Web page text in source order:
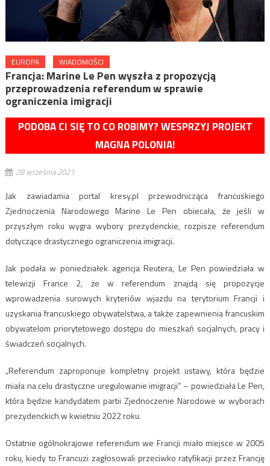
EUROPA WIADOMOŚCI
Francja: Marine Le Pen wyszła z propozycją
przeprowadzenia referendum w sprawie
ograniczenia imigracji
PODOBA CI SIĘ TO CO ROBIMY? WESPRZYJ PROJEKT
MAGNA POLONIA!
28 września 2021
Jak zawiadamia portal kresy.pl przewodnicząca francuskiego
Zjednoczenia Narodowego Marine Le Pen obiecała, że jeśli w
przyszłym roku wygra wybory prezydenckie, rozpisze referendum
dotyczące drastycznego ograniczenia imigracji.
Jak podała w poniedziałek agencja Reutera, Le Pen powiedziała w
telewizji France 2, że w referendum znajdą się propozycje
wprowadzenia surowych kryteriów wjazdu na terytorium Francji i
uzyskania francuskiego obywatelstwa, a także zapewnienia francuskim
obywatelom priorytetowego dostępu do mieszkań socjalnych, pracy i
świadczeń socjalnych.
„Referendum zaproponuje kompletny projekt ustawy, która będzie
miała na celu drastyczne uregulowanie imigracji” – powiedziała Le Pen,
która będzie kandydatem partii Zjednoczenie Narodowe w wyborach
prezydenckich w kwietniu 2022 roku.
Ostatnie ogólnokrajowe referendum we Francji miało miejsce w 2005
roku, kiedy to Francuzi zagłosowali przeciwko ratyfikacji przez Francję